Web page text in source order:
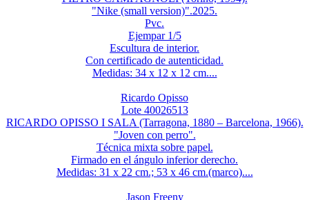
"Nike (small version)".2025.
Pvc.
Ejempar 1/5
Escultura de interior.
Con certificado de autenticidad.
Medidas: 34 x 12 x 12 cm....
Ricardo Opisso
Lote 40026513
RICARDO OPISSO I SALA (Tarragona, 1880 – Barcelona, 1966).
"Joven con perro".
Técnica mixta sobre papel.
Firmado en el ángulo inferior derecho.
Medidas: 31 x 22 cm.; 53 x 46 cm.(marco)....
Jason Freeny